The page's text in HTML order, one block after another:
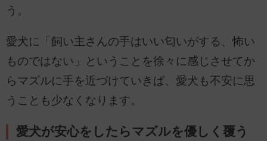
う。
愛犬に「飼い主さんの手はいい匂いがする、怖い
ものではない」ということを徐々に感じさせてか
らマズルに手を近づけていきば、愛犬も不安に思
うことも少なくなります。
愛犬が安心をしたらマズルを優しく覆う